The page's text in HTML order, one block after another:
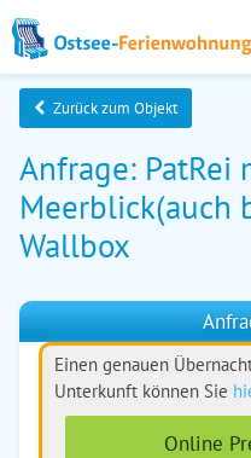
Zurück zum Objekt
Anfrage: PatRei
Meerblick(auch
Wallbox
Einen genauen
Unterkunft können Sie
Online